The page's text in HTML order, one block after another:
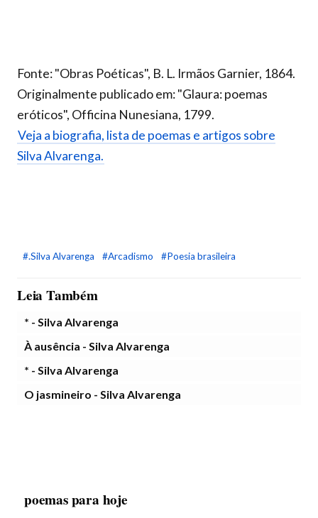
Fonte: "Obras Poéticas", B. L. Irmãos Garnier, 1864.
Originalmente publicado em: "Glaura: poemas
eróticos", Officina Nunesiana, 1799.
Veja a biografia, lista de poemas e artigos sobre
Silva Alvarenga.
#.Silva Alvarenga #Arcadismo #Poesia brasileira
Leia Também
* - Silva Alvarenga
À ausência - Silva Alvarenga
* - Silva Alvarenga
O jasmineiro - Silva Alvarenga
poemas para hoje